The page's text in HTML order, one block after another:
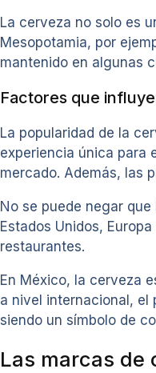
La cerveza no solo es
Mesopotamia, por
mantenido en algunas
Factores que
La popularidad de la
experiencia única para
mercado. Además, las
No se puede negar
Estados Unidos,
restaurantes.
En México, la cerveza
a nivel internacional, el
siendo un símbolo de
Las marcas de